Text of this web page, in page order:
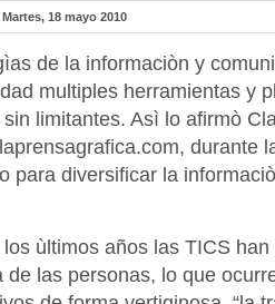
Martes, 18 mayo 2010
de la informaciòn y
multiples herramientas y
limitantes. Asì lo afirmò
durante
para diversificar la
ùltimos años las TICS
de las personas, lo que